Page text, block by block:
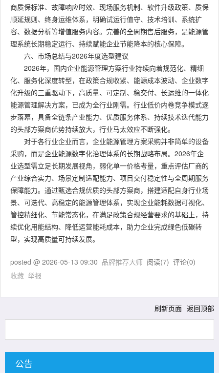
商质保标准、故障响应时效、现场服务机制、软件升级政策、质保
顺延规则、终身运维体系，明确试运行值守、技术培训、系统扩
容、数据分析等增值服务内容。完善的全周期售后服务，是能源管
理系统长期稳定运行、持续赋能企业节能降本的核心保障。
六、市场总结与2026年度选型建议
2026年，国内企业能源管理方案行业持续向着规范化、精细
化、服务化深度转型，在政策合规收紧、能源成本波动、企业数字
化升级的三重驱动下，高质量、可定制、稳交付、长运维的一体化
能源管理解决方案，已成为全行业刚需。行业低价内卷竞争模式逐
步落幕，具备全链条产业能力、优质服务体系、持续技术迭代能力
的头部方案商优势持续放大，行业马太效应不断强化。
对于各行业企业而言，企业能源管理方案采购并非简单的设备
采购，而是企业能源数字化治理体系的长期战略布局。2026年企
业选型需立足长期发展视角，弱化单一价格考量，重点评估厂商的
产业综合实力、场景定制适配能力、项目交付稳定性与全周期服务
保障能力。通过甄选合规优质的头部方案商，搭建适配自身行业场
景、可迭代、高稳定的能源管理体系，实现企业能耗数据可视化、
管控精细化、节能常态化，在满足政策合规经营要求的基础上，持
续优化用能结构、降低运营能耗成本，助力企业完成绿色低碳转
型，实现高质量可持续发展。
posted @ 2026-05-13 09:30 品牌推荐大师 阅读(7) 评论(0)
收藏 举报
刷新页面 返回顶部
公告